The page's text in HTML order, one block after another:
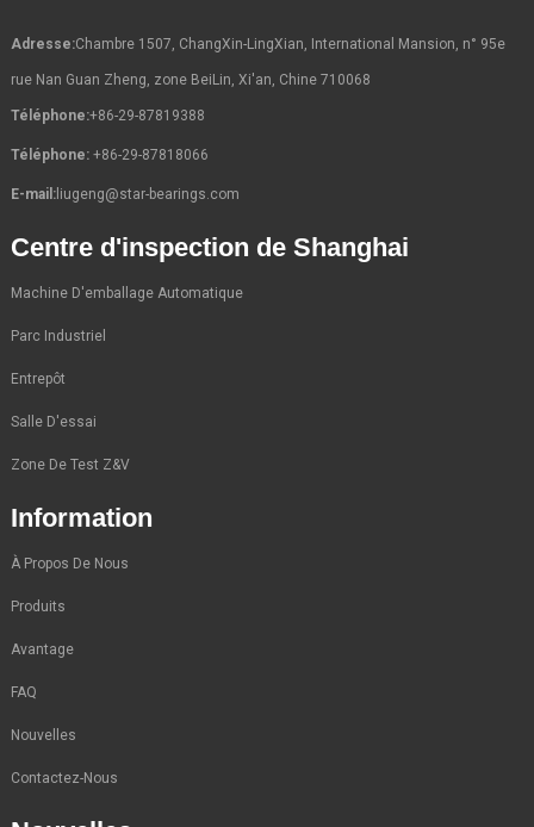
Adresse:Chambre 1507, ChangXin-LingXian, International Mansion, n° 95e
rue Nan Guan Zheng, zone BeiLin, Xi'an, Chine 710068
Téléphone:+86-29-87819388
Téléphone: +86-29-87818066
E-mail:liugeng@star-bearings.com
Centre d'inspection de Shanghai
Machine D'emballage Automatique
Parc Industriel
Entrepôt
Salle D'essai
Zone De Test Z&V
Information
À Propos De Nous
Produits
Avantage
FAQ
Nouvelles
Contactez-Nous